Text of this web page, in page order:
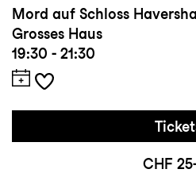
Mord auf Schloss
Grosses Haus
19:30 - 21:30
CHF